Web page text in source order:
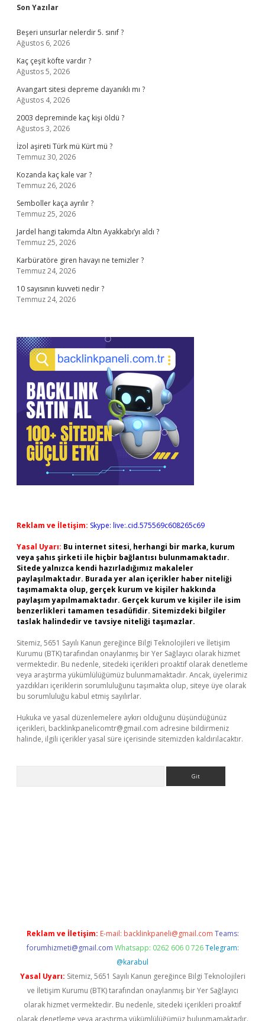
Sidebar
Son Yazılar
Beşeri unsurlar nelerdir 5. sınıf ?
Ağustos 6, 2026
Kaç çeşit köfte vardır ?
Ağustos 5, 2026
Avangart sitesi depreme dayanıklı mı ?
Ağustos 4, 2026
2003 depreminde kaç kişi öldü ?
Ağustos 3, 2026
İzol aşireti Türk mü Kürt mü ?
Temmuz 30, 2026
Kozanda kaç kale var ?
Temmuz 26, 2026
Semboller kaça ayrılır ?
Temmuz 25, 2026
Jardel hangi takımda Altın Ayakkabı’yı aldı ?
Temmuz 25, 2026
Karbüratöre giren havayı ne temizler ?
Temmuz 24, 2026
10 sayısının kuvveti nedir ?
Temmuz 24, 2026
Reklam ve İletişim: Skype: live:.cid.575569c608265c69
Yasal Uyarı: Bu internet sitesi, herhangi bir marka, kurum
veya şahıs şirketi ile hiçbir bağlantısı bulunmamaktadır.
Sitede yalnızca kendi hazırladığımız makaleler
paylaşılmaktadır. Burada yer alan içerikler haber niteliği
taşımamakta olup, gerçek kurum ve kişiler hakkında
paylaşım yapılmamaktadır. Gerçek kurum ve kişiler ile isim
benzerlikleri tamamen tesadüfidir. Sitemizdeki bilgiler
taslak halindedir ve tavsiye niteliği taşımazlar.
Sitemiz, 5651 Sayılı Kanun gereğince Bilgi Teknolojileri ve İletişim
Kurumu (BTK) tarafından onaylanmış bir Yer Sağlayıcı olarak hizmet
vermektedir. Bu nedenle, sitedeki içerikleri proaktif olarak denetleme
veya araştırma yükümlülüğümüz bulunmamaktadır. Ancak, üyelerimiz
yazdıkları içeriklerin sorumluluğunu taşımakta olup, siteye üye olarak
bu sorumluluğu kabul etmiş sayılırlar.
Hukuka ve yasal düzenlemelere aykırı olduğunu düşündüğünüz
içerikleri, backlinkpanelicomtr@gmail.com adresine bildirmeniz
halinde, ilgili içerikler yasal süre içerisinde sitemizden kaldırılacaktır.
Reklam ve İletişim: E-mail: backlinkpaneli@gmail.com Teams:
forumhizmeti@gmail.com Whatsapp: 0262 606 0 726 Telegram:
@karabul
Yasal Uyarı: Sitemiz, 5651 Sayılı Kanun gereğince Bilgi Teknolojileri
ve İletişim Kurumu (BTK) tarafından onaylanmış bir Yer Sağlayıcı
olarak hizmet vermektedir. Bu nedenle, sitedeki içerikleri proaktif
olarak denetleme veya araştırma yükümlülüğümüz bulunmamaktadır.